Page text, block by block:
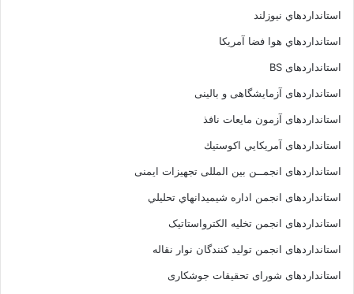
استانداردهاي نيوزلند
استانداردهاي هوا فضا آمريکا
استانداردهای BS
استانداردهای آزمایشگاهی و بالینی
استانداردهای آزمون مایعات نافذ
استانداردهای آمريكايي اكوستيك
استانداردهای انجمــن بين المللى تجهيزات ايمنى
استانداردهای انجمن اداره شيميدانهاي تحليلي
استانداردهای انجمن تخليه الکترواستاتيک
استانداردهای انجمن توليد کنندگان نوار نقاله
استانداردهای شورای تحقیقات جوشکاری